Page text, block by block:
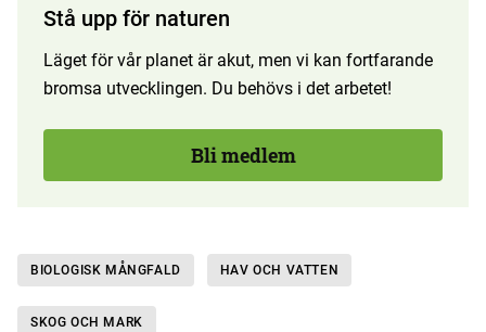
Stå upp för naturen
Läget för vår planet är akut, men vi kan fortfarande
bromsa utvecklingen. Du behövs i det arbetet!
Bli medlem
BIOLOGISK MÅNGFALD HAV OCH VATTEN
SKOG OCH MARK